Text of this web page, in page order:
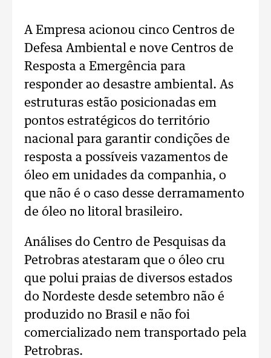
A Empresa acionou cinco Centros de
Defesa Ambiental e nove Centros de
Resposta a Emergência para
responder ao desastre ambiental. As
estruturas estão posicionadas em
pontos estratégicos do território
nacional para garantir condições de
resposta a possíveis vazamentos de
óleo em unidades da companhia, o
que não é o caso desse derramamento
de óleo no litoral brasileiro.
Análises do Centro de Pesquisas da
Petrobras atestaram que o óleo cru
que polui praias de diversos estados
do Nordeste desde setembro não é
produzido no Brasil e não foi
comercializado nem transportado pela
Petrobras.